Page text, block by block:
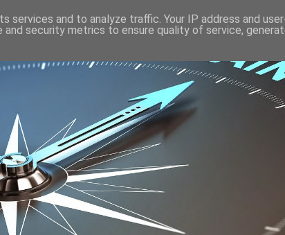
services and to analyze traffic. Your IP address and
security metrics to ensure quality of service,